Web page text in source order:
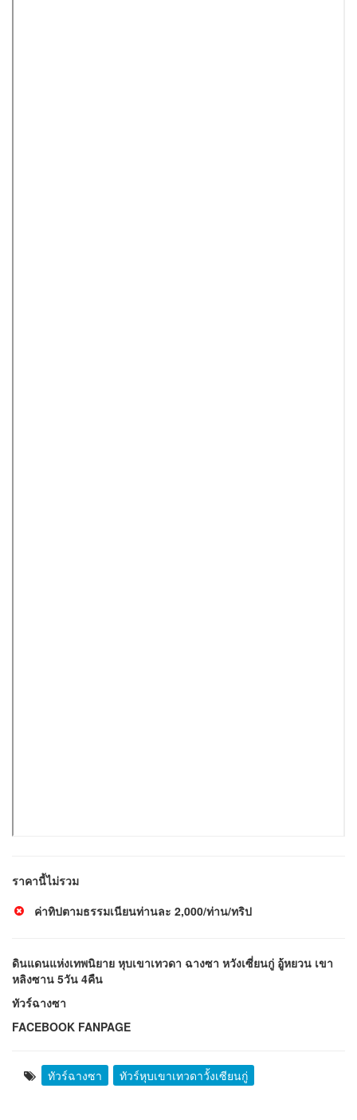
ราคานี้ไม่รวม
ค่าทิปตามธรรมเนียนท่านละ 2,000/ท่าน/ทริป
ดินแดนแห่งเทพนิยาย หุบเขาเทวดา ฉางซา หวังเซี่ยนกู่ อู้หยวน เขา
หลิงซาน 5วัน 4คืน
ทัวร์ฉางซา
FACEBOOK FANPAGE
ทัวร์ฉางซา ทัวร์หุบเขาเทวดาวั้งเซียนกู่